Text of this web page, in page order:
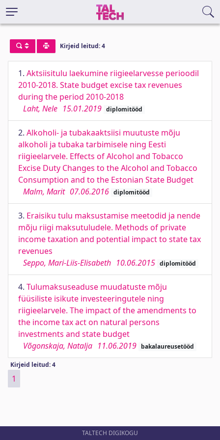
Kirjeid leitud: 4
1. Aktsiisitulu laekumine riigieelarvesse perioodil
2010-2018. State budget excise tax revenues
during the period 2010-2018
Laht, Nele 15.01.2019 diplomitööd
2. Alkoholi- ja tubakaaktsiisi muutuste mõju
alkoholi ja tubaka tarbimisele ning Eesti
riigieelarvele. Effects of Alcohol and Tobacco
Excise Duty Changes to the Alcohol and Tobacco
Consumption and to the Estonian State Budget
Malm, Marit 07.06.2016 diplomitööd
3. Eraisiku tulu maksustamise meetodid ja nende
mõju riigi maksutuludele. Methods of private
income taxation and potential impact to state tax
revenues
Seppo, Mari-Liis-Elisabeth 10.06.2015 diplomitööd
4. Tulumaksuseaduse muudatuste mõju
füüsiliste isikute investeeringutele ning
riigieelarvele. The impact of the amendments to
the income tax act on natural persons
investments and state budget
Võgonskaja, Natalja 11.06.2019 bakalaureusetööd
Kirjeid leitud: 4
1
TALTECH DIGIKOGU